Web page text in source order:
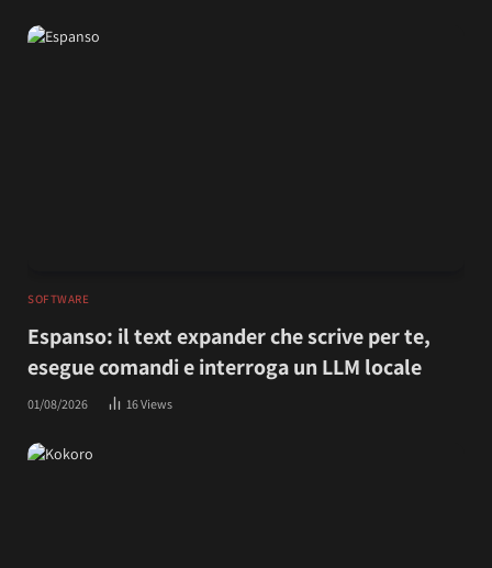
SOFTWARE
Espanso: il text expander che scrive per te,
esegue comandi e interroga un LLM locale
01/08/2026 16Views